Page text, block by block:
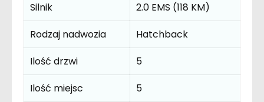
Silnik
2.0 EMS (118 KM)
Rodzaj nadwozia
Hatchback
Ilość drzwi
5
Ilość miejsc
5